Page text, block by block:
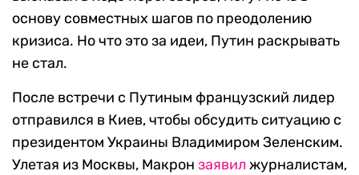
основу совместных шагов по преодолению
кризиса. Но что это за идеи, Путин раскрывать
не стал.
После встречи с Путиным французский лидер
отправился в Киев, чтобы обсудить ситуацию с
президентом Украины Владимиром Зеленским.
Улетая из Москвы, Макрон заявил журналистам,